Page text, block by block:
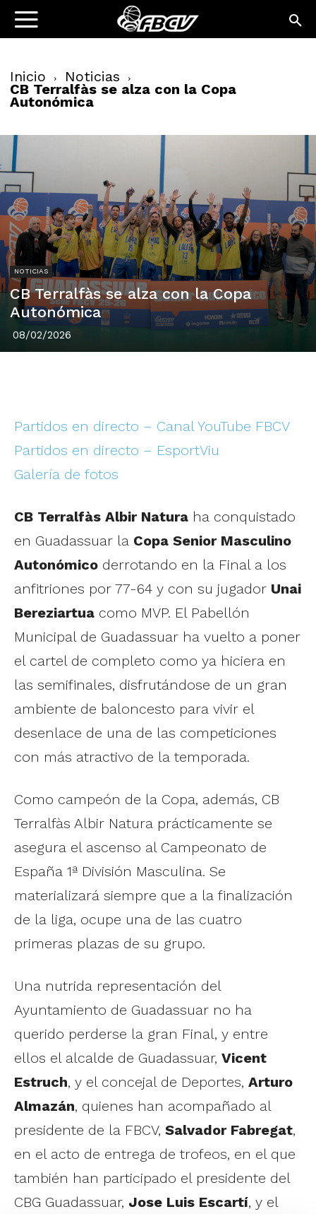
Inicio Noticias
CB Terralfàs se alza con la Copa
Autonómica
NOTICIAS
CB Terralfàs se alza con la Copa
Autonómica
08/02/2026
Partidos en directo – Canal YouTube FBCV
Partidos en directo – EsportViu
Galería de fotos
CB Terralfàs Albir Natura ha conquistado
en Guadassuar la Copa Senior Masculino
Autonómico derrotando en la Final a los
anfitriones por 77-64 y con su jugador Unai
Bereziartua como MVP. El Pabellón
Municipal de Guadassuar ha vuelto a poner
el cartel de completo como ya hiciera en
las semifinales, disfrutándose de un gran
ambiente de baloncesto para vivir el
desenlace de una de las competiciones
con más atractivo de la temporada.
Como campeón de la Copa, además, CB
Terralfàs Albir Natura prácticamente se
asegura el ascenso al Campeonato de
España 1ª División Masculina. Se
materializará siempre que a la finalización
de la liga, ocupe una de las cuatro
primeras plazas de su grupo.
Una nutrida representación del
Ayuntamiento de Guadassuar no ha
querido perderse la gran Final, y entre
ellos el alcalde de Guadassuar, Vicent
Estruch, y el concejal de Deportes, Arturo
Almazán, quienes han acompañado al
presidente de la FBCV, Salvador Fabregat,
en el acto de entrega de trofeos, en el que
también han participado el presidente del
CBG Guadassuar, Jose Luis Escartí, y el